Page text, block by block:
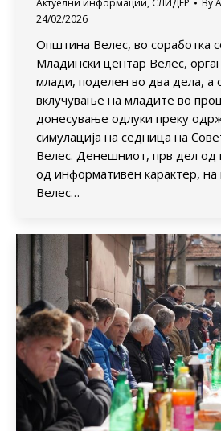
Актуелни информации, СЛИДЕР By
24/02/2026
Општина Велес, во соработка
Младински центар Велес,
млади, поделен во два дела, а
вклучување на младите во
донесување одлуки преку
симулација на седница на
Велес. Денешниот, прв дел од
од информативен карактер, на
Велес…